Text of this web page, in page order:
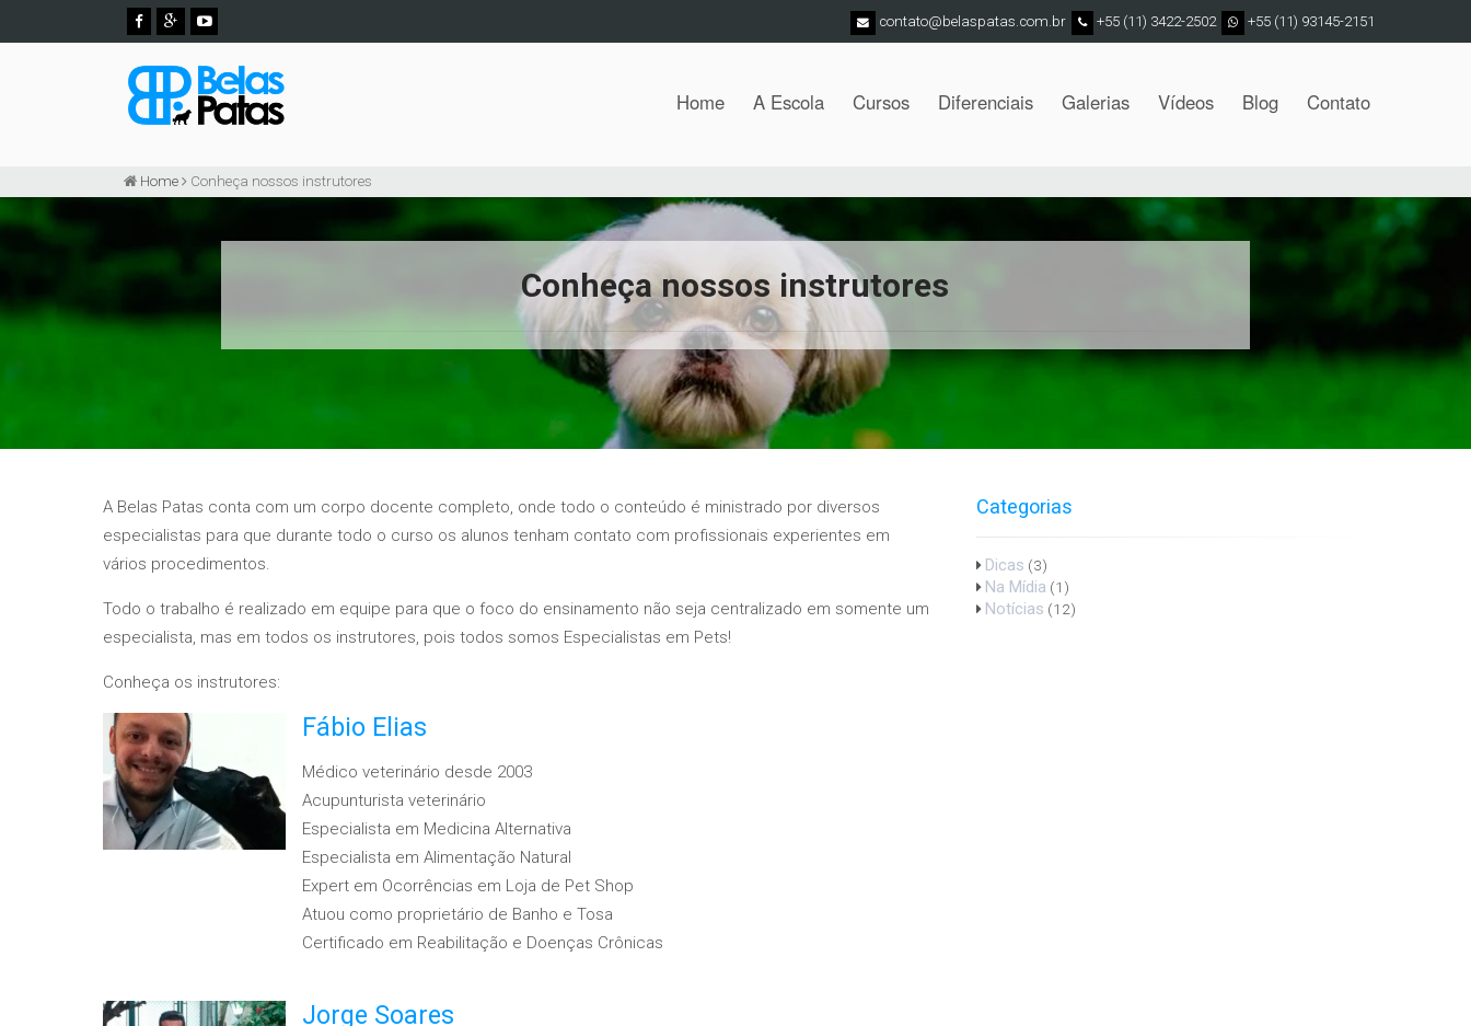
contato@belaspatas.com.br +55 (11) 3422-2502 +55 (11) 93145-2151
Home A Escola Cursos Diferenciais Galerias Vídeos Blog Contato
Home Conheça nossos instrutores
Conheça nossos instrutores
A Belas Patas conta com um corpo docente completo, onde todo o conteúdo é ministrado por diversos
especialistas para que durante todo o curso os alunos tenham contato com profissionais experientes em
vários procedimentos.
Todo o trabalho é realizado em equipe para que o foco do ensinamento não seja centralizado em somente um
especialista, mas em todos os instrutores, pois todos somos Especialistas em Pets!
Conheça os instrutores:
Fábio Elias
Médico veterinário desde 2003
Acupunturista veterinário
Especialista em Medicina Alternativa
Especialista em Alimentação Natural
Expert em Ocorrências em Loja de Pet Shop
Atuou como proprietário de Banho e Tosa
Certificado em Reabilitação e Doenças Crônicas
Jorge Soares
Categorias
Dicas (3)
Na Mídia (1)
Notícias (12)